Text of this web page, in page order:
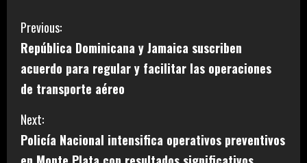
C
o
n
t
i
Previous:
República Dominicana y Jamaica suscriben
acuerdo para regular y facilitar las operaciones
de transporte aéreo
Next:
Policía Nacional intensifica operativos preventivos